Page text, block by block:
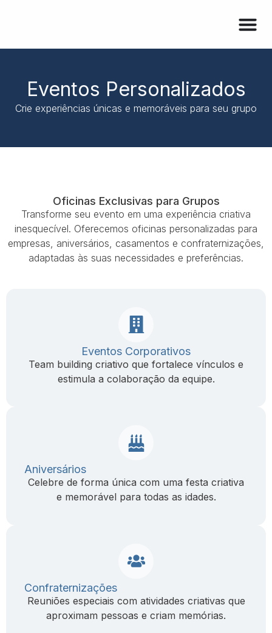
Eventos Personalizados
Crie experiências únicas e memoráveis para seu grupo
Oficinas Exclusivas para Grupos
Transforme seu evento em uma experiência criativa
inesquecível. Oferecemos oficinas personalizadas para
empresas, aniversários, casamentos e confraternizações,
adaptadas às suas necessidades e preferências.
Eventos Corporativos
Team building criativo que fortalece vínculos e
estimula a colaboração da equipe.
Aniversários
Celebre de forma única com uma festa criativa
e memorável para todas as idades.
Confraternizações
Reuniões especiais com atividades criativas que
aproximam pessoas e criam memórias.